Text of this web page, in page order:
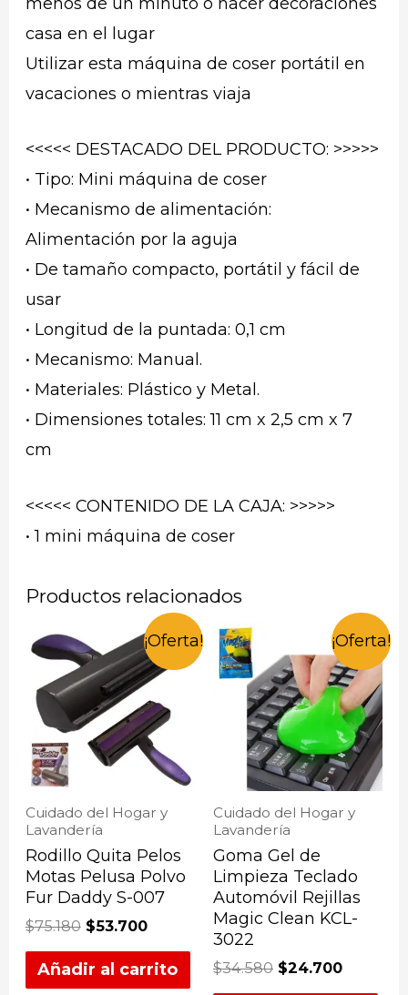
casa en el lugar
Utilizar esta máquina de coser portátil en
vacaciones o mientras viaja
<<<<< DESTACADO DEL PRODUCTO: >>>>>
• Tipo: Mini máquina de coser
• Mecanismo de alimentación:
Alimentación por la aguja
• De tamaño compacto, portátil y fácil de
usar
• Longitud de la puntada: 0,1 cm
• Mecanismo: Manual.
• Materiales: Plástico y Metal.
• Dimensiones totales: 11 cm x 2,5 cm x 7
cm
<<<<< CONTENIDO DE LA CAJA: >>>>>
• 1 mini máquina de coser
Productos relacionados
¡Oferta!
Cuidado del Hogar y
Lavandería
Rodillo Quita Pelos
Motas Pelusa Polvo
Fur Daddy S-007
$75.180 $53.700
Añadir al carrito
¡Oferta!
Cuidado del Hogar y
Lavandería
Goma Gel de
Limpieza Teclado
Automóvil Rejillas
Magic Clean KCL-
3022
$34.580 $24.700